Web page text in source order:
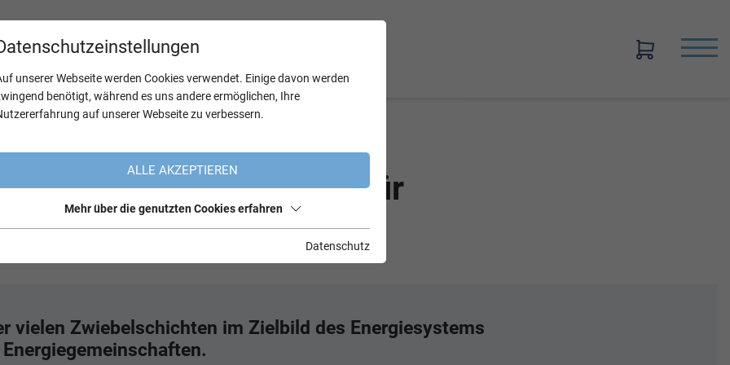
als Treiber für
Technologien
vielen Zwiebelschichten im Zielbild des Energiesystems
unserer Webseite werden Cookies verwendet. Einige davon werden
benötigt, während es uns andere ermöglichen, Ihre
auf unserer Webseite zu verbessern.
ALLE AKZEPTIEREN
Mehr über die genutzten Cookies erfahren
Datenschutz